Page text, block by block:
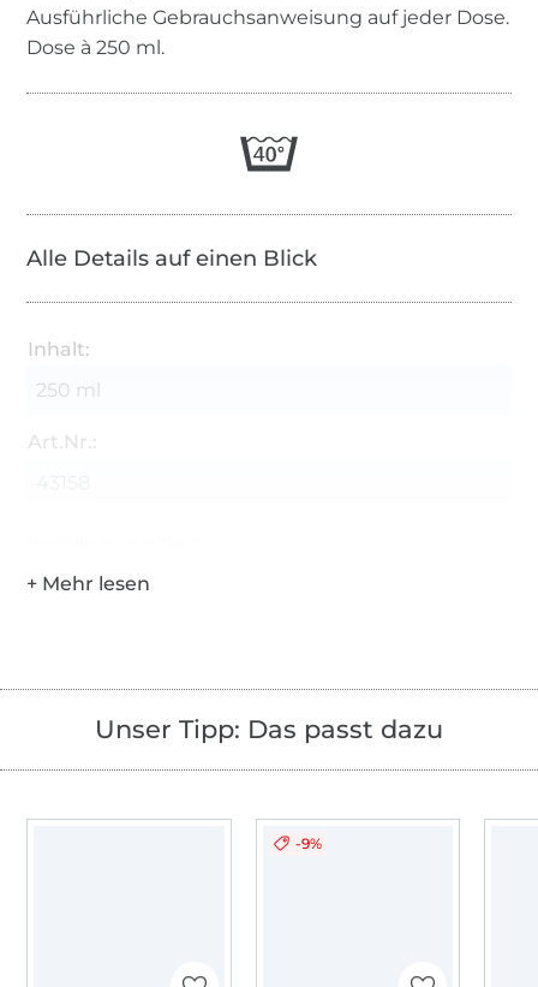
Ausführliche Gebrauchsanweisung auf jeder Dose.
Dose à 250 ml.
Alle Details auf einen Blick
Inhalt:
250 ml
Art.Nr.:
Unser Tipp: Das passt dazu
-9%